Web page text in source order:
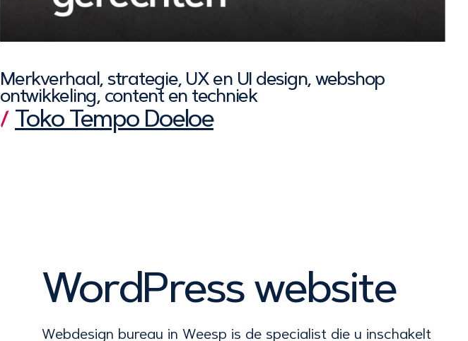
Merkverhaal, strategie, UX en UI design, webshop
ontwikkeling, content en techniek
Toko Tempo Doeloe
WordPress website
Webdesign bureau in Weesp is de specialist die u inschakelt